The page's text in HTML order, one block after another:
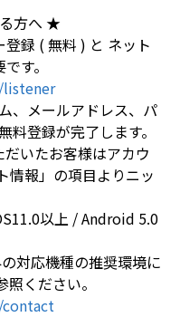
方へ ★
録 ( 無料 ) と ネット
す。
、メールアドレス、パ
料登録が完了します。
いたお客様はアカウ
情報」の項目よりニッ
以上 / Android 5.0
対応機種の推奨環境に
ください。